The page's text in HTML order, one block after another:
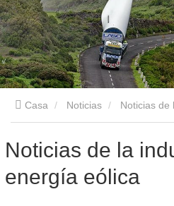
Casa Noticias Noticias de
Noticias de la
energía eólica